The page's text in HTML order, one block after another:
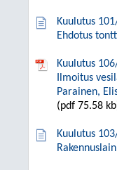
Kuulutus
Ehdotus
Kuulutus
Ilmoitus
Parainen,
(pdf 75.58
Kuulutus